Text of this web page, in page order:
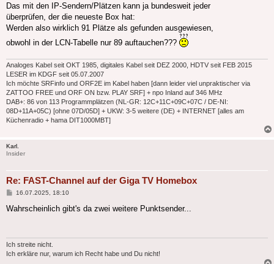
Das mit den IP-Sendern/Plätzen kann ja bundesweit jeder
überprüfen, der die neueste Box hat:
Werden also wirklich 91 Plätze als gefunden ausgewiesen,
obwohl in der LCN-Tabelle nur 89 auftauchen???
Analoges Kabel seit OKT 1985, digitales Kabel seit DEZ 2000, HDTV seit FEB 2015
LESER im KDGF seit 05.07.2007
Ich möchte SRFinfo und ORF2E im Kabel haben [dann leider viel unpraktischer via
ZATTOO FREE und ORF ON bzw. PLAY SRF] + npo Inland auf 346 MHz
DAB+: 86 von 113 Programmplätzen (NL-GR: 12C+11C+09C+07C / DE-NI:
08D+11A+05C) [ohne 07D/05D] + UKW: 3-5 weitere (DE) + INTERNET [alles am
Küchenradio + hama DIT1000MBT]
Karl.
Insider
Re: FAST-Channel auf der Giga TV Homebox
Beitrag
16.07.2025, 18:10
Wahrscheinlich gibt's da zwei weitere Punktsender...
Ich streite nicht.
Ich erkläre nur, warum ich Recht habe und Du nicht!